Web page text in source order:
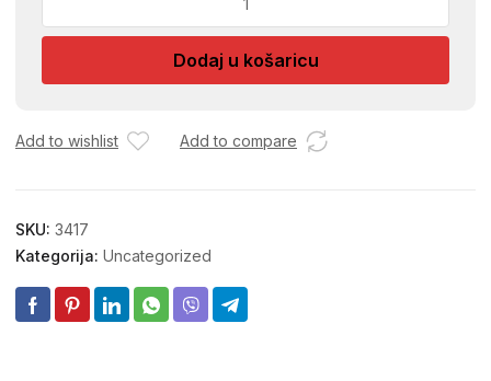
BETON
1/1
Dodaj u košaricu
Add to wishlist Add to compare
SKU: 3417
Kategorija: Uncategorized